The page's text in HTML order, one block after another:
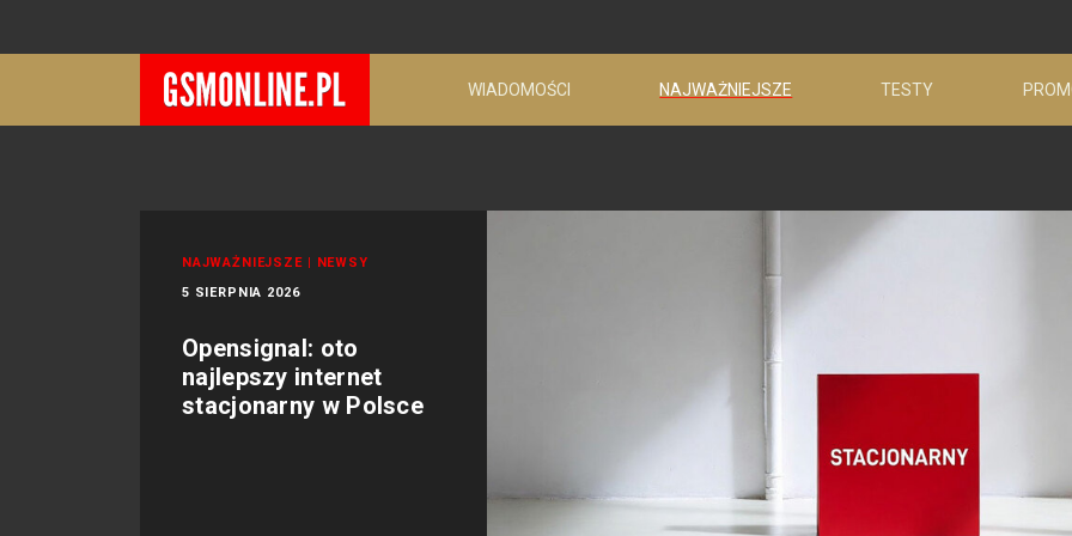
WIADOMOŚCI NAJWAŻNIEJSZE TESTY
NAJWAŻNIEJSZE | NEWSY
5 SIERPNIA 2026
Opensignal: oto
najlepszy internet
stacjonarny w Polsce